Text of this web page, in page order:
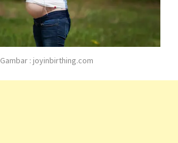
Gambar : joyinbirthing.com